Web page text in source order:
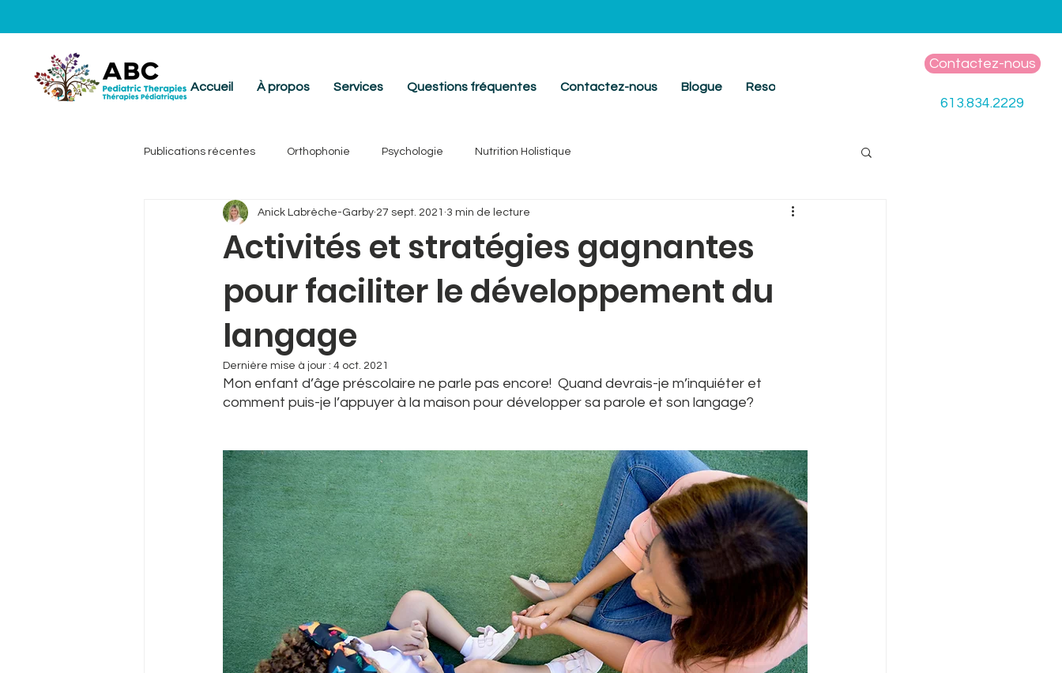
Accueil À propos Services Questions fréquentes Contactez-nous Blogue Resources
Contactez-nous
613.834.2229
Publications récentes Orthophonie Psychologie Nutrition Holistique
Activités et stratégies gagnantes
pour faciliter le développement du
langage
Anick Labrèche-Garby 27 sept. 2021 3 min de lecture
Dernière mise à jour : 4 oct. 2021
Mon enfant d’âge préscolaire ne parle pas encore!  Quand devrais-je m’inquiéter et
comment puis-je l’appuyer à la maison pour développer sa parole et son langage?